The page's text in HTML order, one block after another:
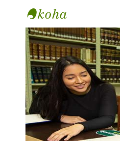
Biblioteca